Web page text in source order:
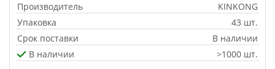
Производитель
KINKONG
Упаковка
43 шт.
Срок поставки
В наличии
В наличии
>1000 шт.